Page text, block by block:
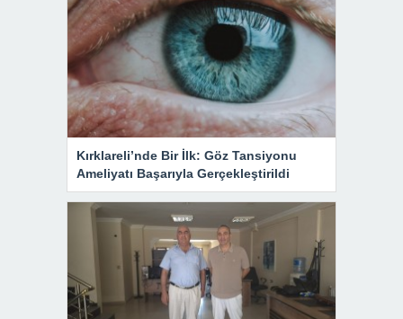
Kırklareli’nde Bir İlk: Göz Tansiyonu
Ameliyatı Başarıyla Gerçekleştirildi